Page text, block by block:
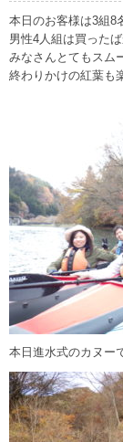
本日のお客様は3組8
男性4人組は買った
みなさんとてもスム
終わりかけの紅葉も
本日進水式のカヌー